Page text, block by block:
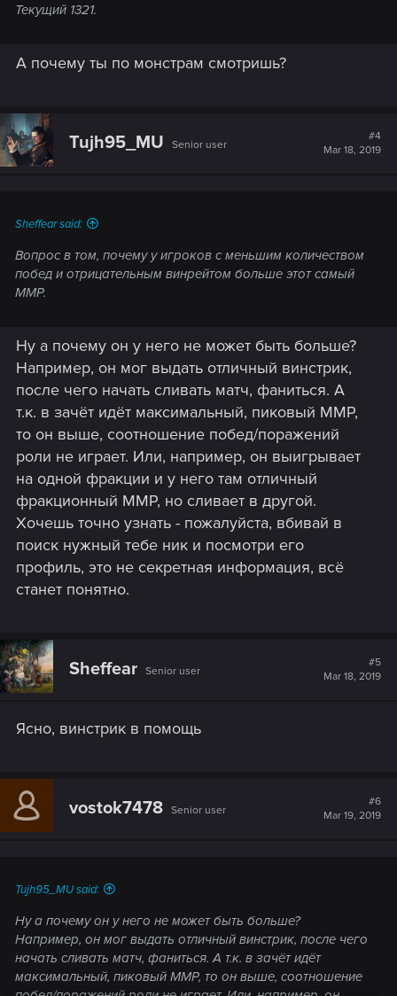
Текущий 1321.
А почему ты по монстрам смотришь?
Tujh95_MU Senior user
#4
Mar 18, 2019
Sheffear said:
Вопрос в том, почему у игроков с меньшим количеством
побед и отрицательным винрейтом больше этот самый
ММР.
Ну а почему он у него не может быть больше?
Например, он мог выдать отличный винстрик,
после чего начать сливать матч, фаниться. А
т.к. в зачёт идёт максимальный, пиковый ММР,
то он выше, соотношение побед/поражений
роли не играет. Или, например, он выигрывает
на одной фракции и у него там отличный
фракционный ММР, но сливает в другой.
Хочешь точно узнать - пожалуйста, вбивай в
поиск нужный тебе ник и посмотри его
профиль, это не секретная информация, всё
станет понятно.
Sheffear Senior user
#5
Mar 18, 2019
Ясно, винстрик в помощь
vostok7478 Senior user
#6
Mar 19, 2019
Tujh95_MU said:
Ну а почему он у него не может быть больше?
Например, он мог выдать отличный винстрик, после чего
начать сливать матч, фаниться. А т.к. в зачёт идёт
максимальный, пиковый ММР, то он выше, соотношение